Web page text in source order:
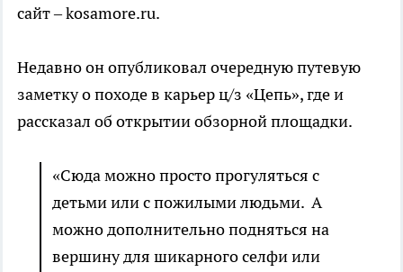
сайт – kosamore.ru.
Недавно он опубликовал очередную путевую
заметку о походе в карьер ц/з «Цепь», где и
рассказал об открытии обзорной площадки.
«Сюда можно просто прогуляться с
детьми или с пожилыми людьми. А
можно дополнительно подняться на
вершину для шикарного селфи или